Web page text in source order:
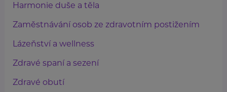
Harmonie duše a těla
Zaměstnávání osob ze zdravotním postižením
Lázeňství a wellness
Zdravé spaní a sezení
Zdravé obutí